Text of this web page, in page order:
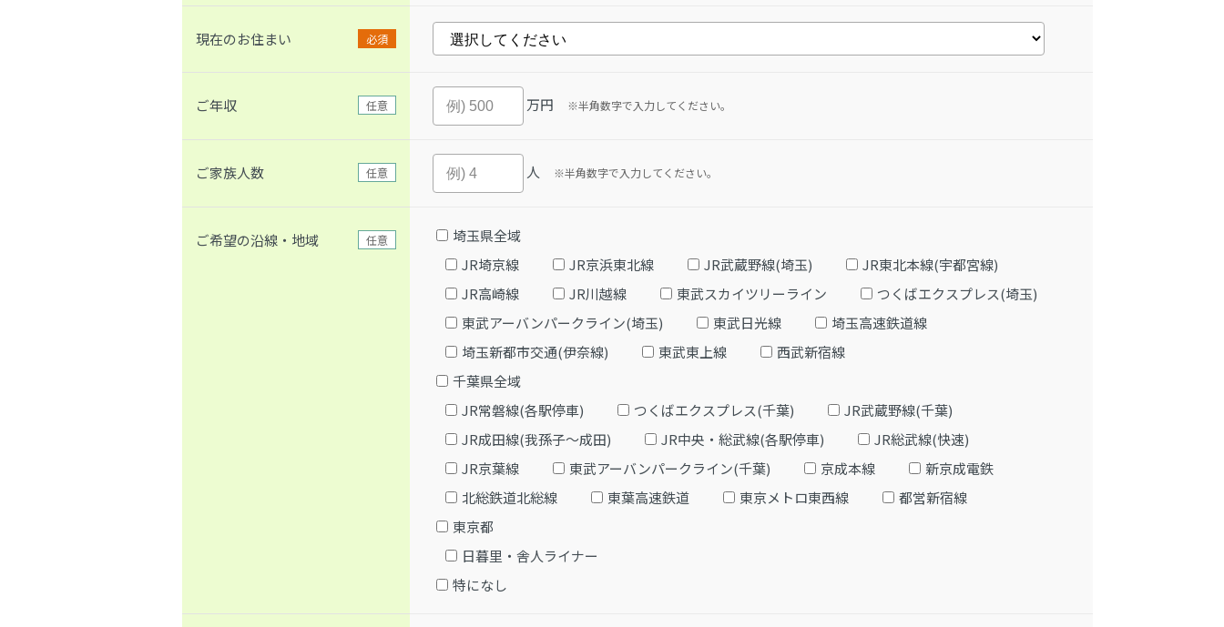
現在のお住まい 必須
ご年収 任意 万円 ※半角数字で入力してください。
ご家族人数 任意 人 ※半角数字で入力してください。
ご希望の沿線・地域 任意
埼玉県全域
JR埼京線
JR京浜東北線 JR武蔵野線(埼玉)
JR東北本線(宇都宮線)
JR高崎線
JR川越線 東武スカイツリーライン
つくばエクスプレス(埼玉)
東武アーバンパークライン(埼玉)
東武日光線
埼玉高速鉄道線
埼玉新都市交通(伊奈線)
東武東上線
西武新宿線
千葉県全域
JR常磐線(各駅停車)
つくばエクスプレス(千葉)
JR武蔵野線(千葉)
JR成田線(我孫子～成田)
JR中央・総武線(各駅停車)
JR総武線(快速)
JR京葉線
東武アーバンパークライン(千葉) 京成本線
新京成電鉄
北総鉄道北総線
東葉高速鉄道 東京メトロ東西線
都営新宿線
東京都
日暮里・舎人ライナー
特になし